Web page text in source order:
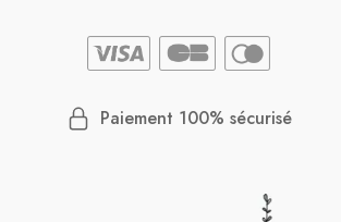
Paiement 100% sécurisé